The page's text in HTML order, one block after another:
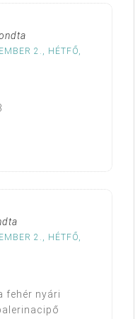
2., HÉTFŐ,
2., HÉTFŐ,
fehér nyári